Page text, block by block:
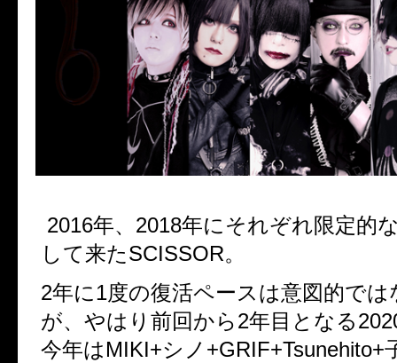
2016年、2018年にそれぞれ限定的
して来たSCISSOR。
2年に1度の復活ペースは意図的で
が、やはり前回から2年目となる
今年はMIKI+シノ+GRIF+Tsunehito+